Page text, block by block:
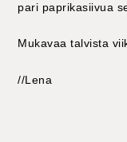
pari paprikasiivua
Mukavaa talvista
//Lena